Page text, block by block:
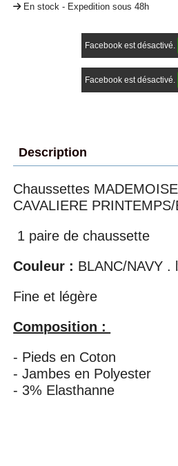
En stock - Expedition sous 48h
Facebook est désactivé.
Facebook est désactivé.
Description
Chaussettes
CAVALIERE
1 paire de chaussette
Couleur : BLANC/NAVY .
Fine et légère
Composition :
- Pieds en Coton
- Jambes en Polyester
- 3% Elasthanne